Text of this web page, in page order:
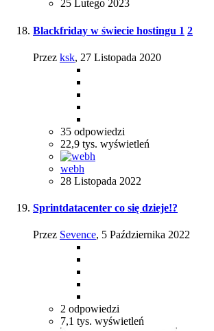
25 Lutego 2023
Blackfriday w świecie hostingu 1 2
Przez ksk, 27 Listopada 2020
35 odpowiedzi
22,9 tys. wyświetleń
webh
28 Listopada 2022
Sprintdatacenter co się dzieje!?
Przez Sevence, 5 Października 2022
2 odpowiedzi
7,1 tys. wyświetleń